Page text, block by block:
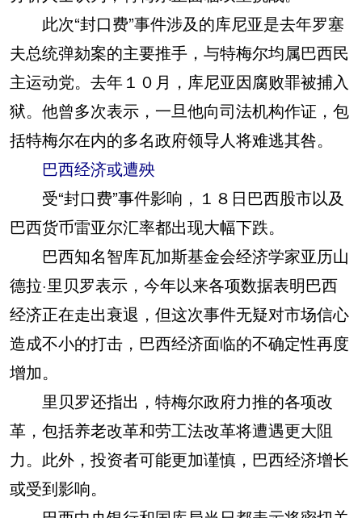
此次“封口费”事件涉及的库尼亚是去年罗塞
夫总统弹劾案的主要推手，与特梅尔均属巴西民
主运动党。去年１０月，库尼亚因腐败罪被捕入
狱。他曾多次表示，一旦他向司法机构作证，包
括特梅尔在内的多名政府领导人将难逃其咎。
巴西经济或遭殃
受“封口费”事件影响，１８日巴西股市以及
巴西货币雷亚尔汇率都出现大幅下跌。
巴西知名智库瓦加斯基金会经济学家亚历山
德拉·里贝罗表示，今年以来各项数据表明巴西
经济正在走出衰退，但这次事件无疑对市场信心
造成不小的打击，巴西经济面临的不确定性再度
增加。
里贝罗还指出，特梅尔政府力推的各项改
革，包括养老改革和劳工法改革将遭遇更大阻
力。此外，投资者可能更加谨慎，巴西经济增长
或受到影响。